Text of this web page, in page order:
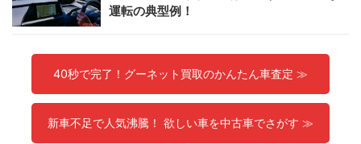
運転の典型例！
40秒で完了！グーネット買取のかんたん車査定 ≫
新車不足で人気沸騰！ 欲しい車を中古車でさがす ≫